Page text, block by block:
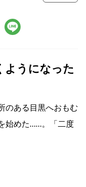
ようになった
のある目黒へおもむ
始めた……。「二度